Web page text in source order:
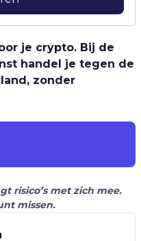
je crypto. Bij de
handel je tegen de
zonder
risico’s met zich mee.
missen.